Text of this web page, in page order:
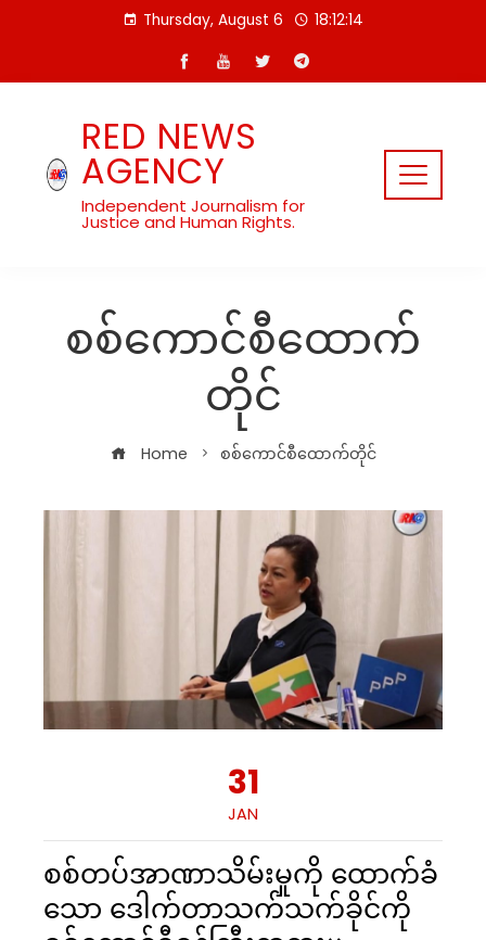
Thursday, August 6 18:12:14
RED NEWS
AGENCY
Independent Journalism for
Justice and Human Rights.
စစ်ကောင်စီထောက်
တိုင်
Home စစ်ကောင်စီထောက်တိုင်
31
JAN
စစ်တပ်အာဏာသိမ်းမှုကို ထောက်ခံ
သော ဒေါက်တာသက်သက်ခိုင်ကို